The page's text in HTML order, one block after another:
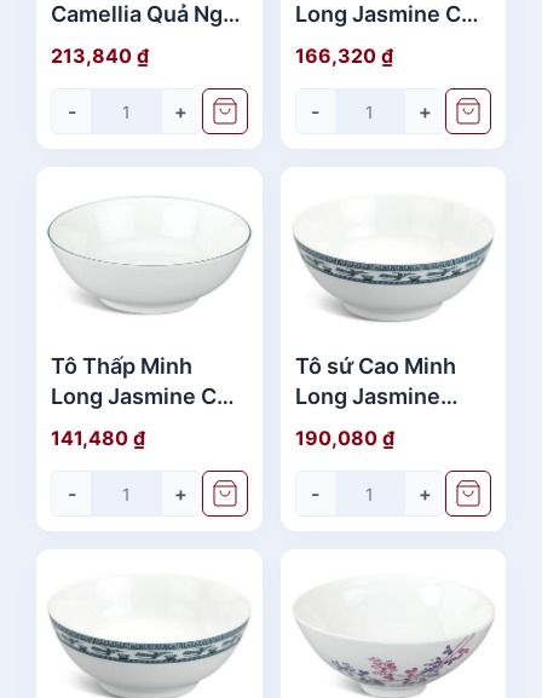
Camellia Quả Ngọt
20cm
213,840 ₫
- +
Long Jasmine Chỉ
Xanh Lá 20cm
166,320 ₫
- +
Tô Thấp Minh
Long Jasmine Chỉ
Xanh Lá 20cm
141,480 ₫
- +
Tô sứ Cao Minh
Long Jasmine
Chim Lạc 20cm
190,080 ₫
- +